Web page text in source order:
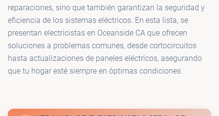
reparaciones, sino que también garantizan la seguridad y
eficiencia de los sistemas eléctricos. En esta lista, se
presentan electricistas en Oceanside CA que ofrecen
soluciones a problemas comunes, desde cortocircuitos
hasta actualizaciones de paneles eléctricos, asegurando
que tu hogar esté siempre en óptimas condiciones.